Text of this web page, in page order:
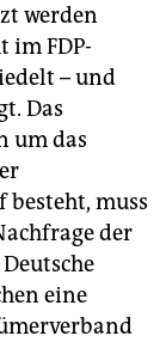
werden
im FDP-
– und
Das
um das
besteht, muss
der
eine